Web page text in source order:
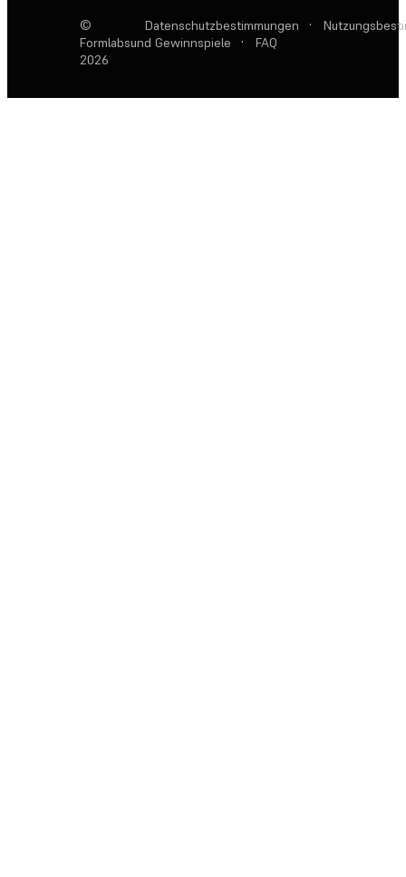
©
Formlabs
2026
Datenschutzbestimmungen ·
und Gewinnspiele
· FAQ